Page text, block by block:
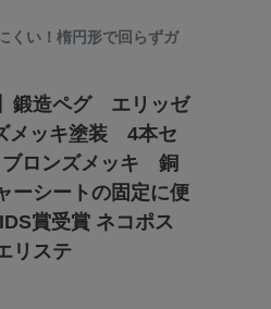
くい！楕円形で回らずガ
鍛造ペグ エリッゼ
メッキ塗装 4本セ
ロンズメッキ 銅
ーシートの固定に便
賞受賞 ネコポス
リステ